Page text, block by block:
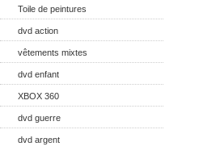
Toile de peintures
dvd action
vêtements mixtes
dvd enfant
XBOX 360
dvd guerre
dvd argent